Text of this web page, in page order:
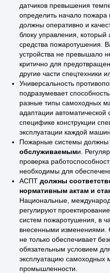
датчиков превышения
определить начало
должны оперативно и
блоку управления, который
средства пожаротушения.
устройства не превышало
критично для
другие части спецтехники
Универсальность
подразумевает способность
разные типы самоходных
адаптации
специфике конструкции
эксплуатации каждой
Пожарные системы должны
обслуживаемыми.
проверка
необходимы для
АСПТ должны
нормативным актам и
Национальные,
регулируют
систем пожаротушения, в
внесенными изменениями.
не только обеспечивает
обязательным условием
эксплуатацию самоходных
промышленности.
Монтаж АСПТ на
самоходных